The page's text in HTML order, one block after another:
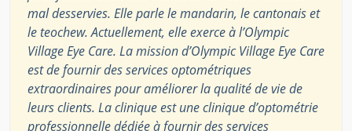
mal desservies. Elle parle le mandarin, le cantonais et
le teochew. Actuellement, elle exerce à l’Olympic
Village Eye Care. La mission d’Olympic Village Eye Care
est de fournir des services optométriques
extraordinaires pour améliorer la qualité de vie de
leurs clients. La clinique est une clinique d’optométrie
professionnelle dédiée à fournir des services